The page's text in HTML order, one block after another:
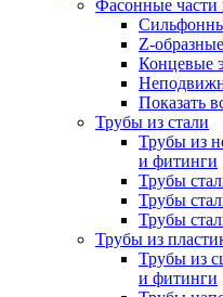
Фасонные части
Z-
Концевые
Показать
Трубы из стали
Трубы из
и фитинги
Трубы
Трубы
Трубы
Трубы из
Трубы из
и фитинги